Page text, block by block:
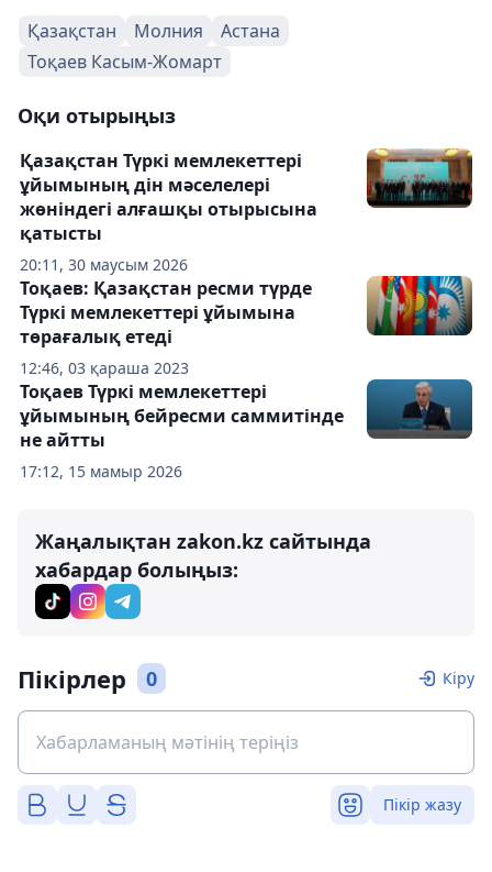
Қазақстан Молния
Астана
Тоқаев Касым-Жомарт
Оқи отырыңыз
20:11, 30 маусым 2026
Қазақстан Түркі мемлекеттері
ұйымының дін мәселелері
жөніндегі алғашқы отырысына
қатысты
12:46, 03 қараша 2023
Тоқаев: Қазақстан ресми түрде
Түркі мемлекеттері ұйымына
төрағалық етеді
17:12, 15 мамыр 2026
Тоқаев Түркі мемлекеттері
ұйымының бейресми саммитінде
не айтты
Жаңалықтан zakon.kz сайтында
хабардар болыңыз:
Пікірлер 0 Кіру
Пікір жазу